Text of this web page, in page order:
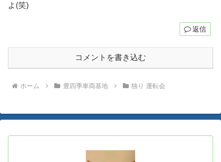
よ(笑)
返信
コメントを書き込む
ホーム 豊四季車両基地 独り 運転会